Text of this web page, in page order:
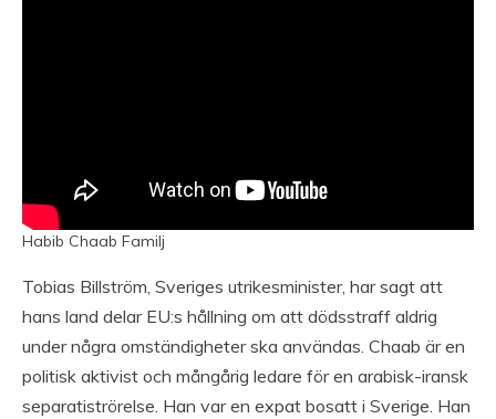
Habib Chaab Familj
Tobias Billström, Sveriges utrikesminister, har sagt att
hans land delar EU:s hållning om att dödsstraff aldrig
under några omständigheter ska användas. Chaab är en
politisk aktivist och mångårig ledare för en arabisk-iransk
separatiströrelse. Han var en expat bosatt i Sverige. Han